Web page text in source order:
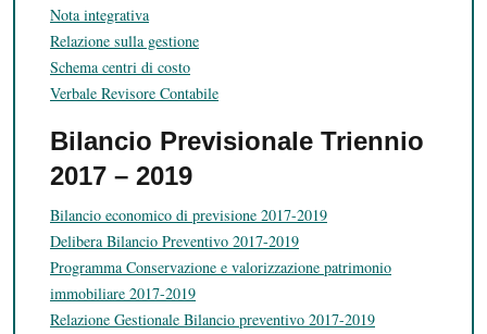
Nota integrativa
Relazione sulla gestione
Schema centri di costo
Verbale Revisore Contabile
Bilancio Previsionale Triennio
2017 – 2019
Bilancio economico di previsione 2017-2019
Delibera Bilancio Preventivo 2017-2019
Programma Conservazione e valorizzazione patrimonio
immobiliare 2017-2019
Relazione Gestionale Bilancio preventivo 2017-2019